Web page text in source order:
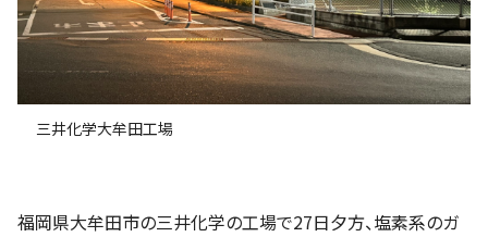
三井化学大牟田工場
福岡県大牟田市の三井化学の工場で27日夕方、塩素系のガ